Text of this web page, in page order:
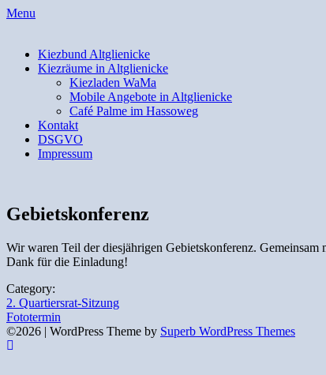
Skip
Menu
Kiezbund Altglienicke
Kiezräume in Altglienicke
Kiezladen WaMa
Mobile Angebote in Altglienicke
Café Palme im Hassoweg
Kontakt
DSGVO
Impressum
Gebietskonferenz
Wir waren Teil der diesjährigen Gebietskonferenz.
Dank für die Einladung!
Category:
Beitragsnavigation
2. Quartiersrat-Sitzung
Fototermin
©2026 | WordPress Theme by Superb WordPress Themes